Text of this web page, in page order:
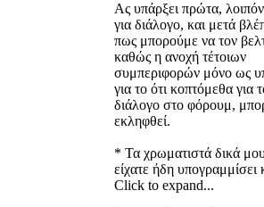
Ας υπάρξει πρώτα,
για διάλογο, και μετά
πως μπορούμε να τον
καθώς η ανοχή τέτοιων
συμπεριφορών μόνο ως
για το ότι κοπτόμεθα για
διάλογο στο φόρουμ,
εκληφθεί.
* Τα χρωματιστά δικά
είχατε ήδη υπογραμμίσει
Click to expand...